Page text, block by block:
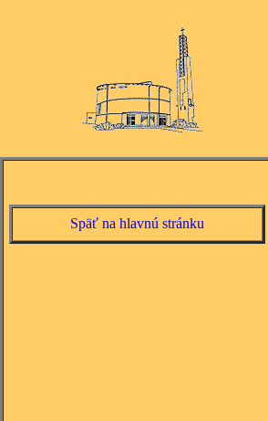
Späť na hlavnú stránku